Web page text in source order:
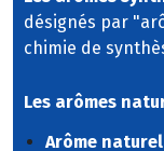
désignés par
chimie de
Les arômes
Arôme